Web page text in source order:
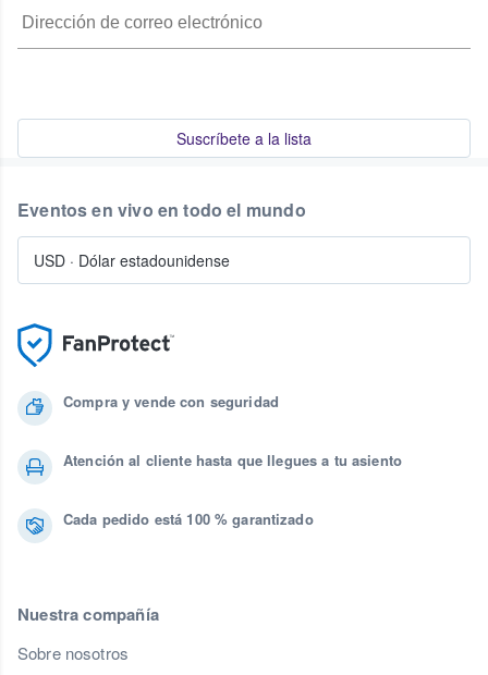
Suscríbete a la lista
Compra y vende con seguridad
Atención al cliente hasta que llegues a tu asiento
Cada pedido está 100 % garantizado
Nuestra compañía
Sobre nosotros
Eventos en vivo en todo el mundo
USD · Dólar estadounidense